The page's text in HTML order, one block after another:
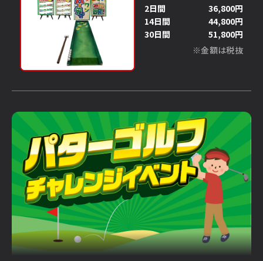
無
検索
2日間
36,800円
14日間
44,800円
30日間
51,800円
※金額は税抜